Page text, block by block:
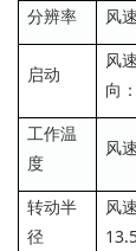
分辨率
风
启动
风
向
工作温
度
风
转动半
径
风